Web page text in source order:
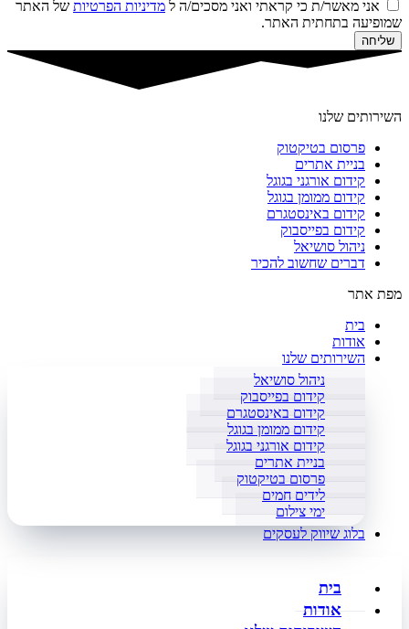
אני מאשר/ת כי קראתי ואני מסכים/ה ל מדיניות הפרטיות של האתר
שמופיעה בתחתית האתר.
שליחה
השירותים שלנו
פרסום בטיקטוק
בניית אתרים
קידום אורגני בגוגל
קידום ממומן בגוגל
קידום באינסטגרם
קידום בפייסבוק
ניהול סושיאל
דברים שחשוב להכיר
מפת אתר
בית
אודות
השירותים שלנו
ניהול סושיאל
קידום בפייסבוק
קידום באינסטגרם
קידום ממומן בגוגל
קידום אורגני בגוגל
בניית אתרים
פרסום בטיקטוק
לידים חמים
ימי צילום
בלוג שיווק לעסקים
בית
אודות